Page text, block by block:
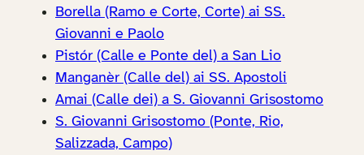
Borella (Ramo e Corte, Corte) ai SS.
Giovanni e Paolo
Pistór (Calle e Ponte del) a San Lio
Manganèr (Calle del) ai SS. Apostoli
Amai (Calle dei) a S. Giovanni Grisostomo
S. Giovanni Grisostomo (Ponte, Rio,
Salizzada, Campo)